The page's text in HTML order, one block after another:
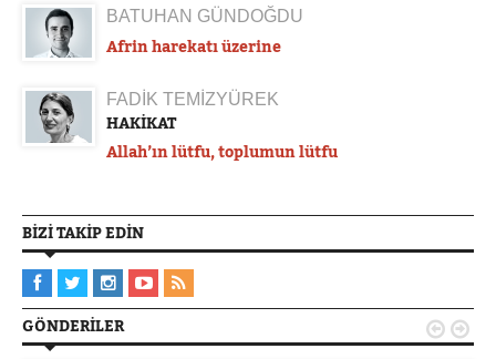
BATUHAN GÜNDOĞDU
Afrin harekatı üzerine
FADİK TEMİZYÜREK
HAKİKAT
Allah’ın lütfu, toplumun lütfu
BIZI TAKIP EDIN
GÖNDERILER  